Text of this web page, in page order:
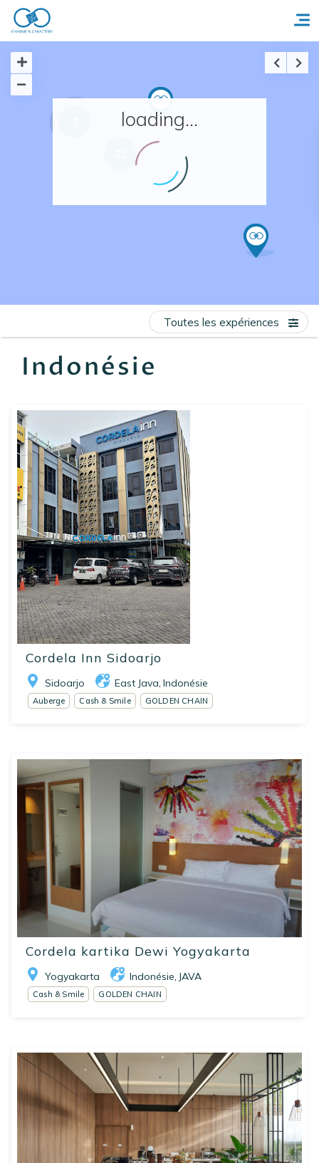
Accueil
Réserver un séjour
Nos adresses en France
loading...
Indonésie
Toutes les expériences
Cordela Inn Sidoarjo
Sidoarjo East Java Indonésie
Auberge Cash & Smile GOLDEN CHAIN
Cordela kartika Dewi Yogyakarta
Yogyakarta Indonésie JAVA
Cash & Smile GOLDEN CHAIN